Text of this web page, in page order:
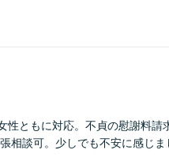
ともに対応。不貞の慰謝料請
相談可。少しでも不安に感じ